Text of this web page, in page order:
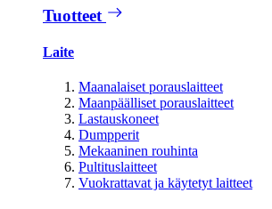
Tuotteet
Laite
Maanalaiset porauslaitteet
Maanpäälliset porauslaitteet
Lastauskoneet
Dumpperit
Mekaaninen rouhinta
Pultituslaitteet
Vuokrattavat ja käytetyt laitteet